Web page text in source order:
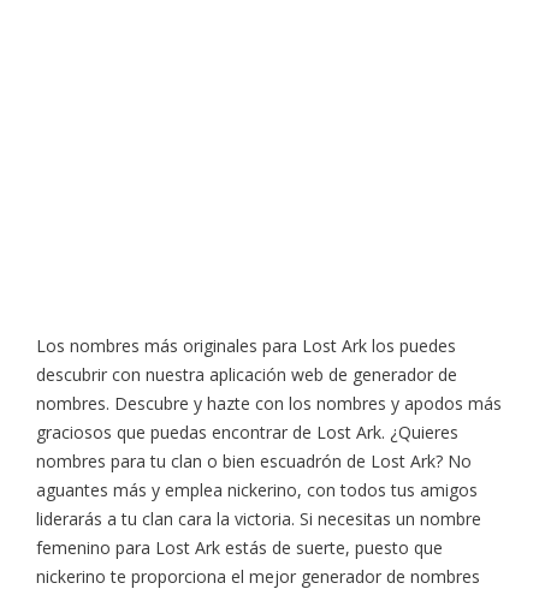
Los nombres más originales para Lost Ark los puedes
descubrir con nuestra aplicación web de generador de
nombres. Descubre y hazte con los nombres y apodos más
graciosos que puedas encontrar de Lost Ark. ¿Quieres
nombres para tu clan o bien escuadrón de Lost Ark? No
aguantes más y emplea nickerino, con todos tus amigos
liderarás a tu clan cara la victoria. Si necesitas un nombre
femenino para Lost Ark estás de suerte, puesto que
nickerino te proporciona el mejor generador de nombres